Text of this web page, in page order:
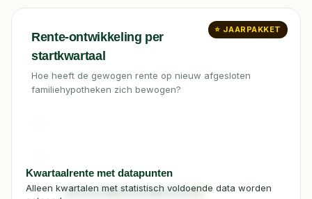
⭐ JAARPAKKET
Rente-ontwikkeling per
startkwartaal
Hoe heeft de gewogen rente op nieuw afgesloten
familiehypotheken zich bewogen?
3%
Kwartaalrente met datapunten
Alleen kwartalen met statistisch voldoende data worden